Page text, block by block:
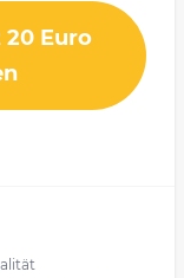
Euro